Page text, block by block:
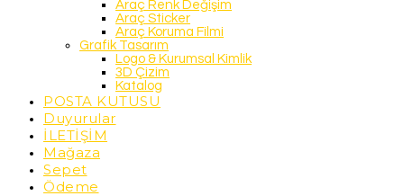
Araç Renk Değişim
Araç Sticker
Araç Koruma Filmi
Grafik Tasarım
Logo & Kurumsal Kimlik
3D Çizim
Katalog
POSTA KUTUSU
Duyurular
İLETİŞİM
Mağaza
Sepet
Ödeme